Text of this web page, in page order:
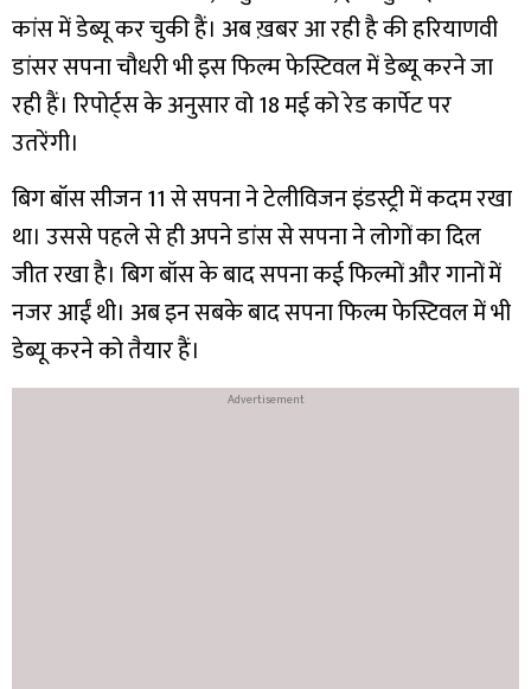
कांस में डेब्यू कर चुकी हैं। अब ख़बर आ रही है की हरियाणवी
डांसर सपना चौधरी भी इस फिल्म फेस्टिवल में डेब्यू करने जा
रही हैं। रिपोर्ट्स के अनुसार वो 18 मई को रेड कार्पेट पर
उतरेंगी।
बिग बॉस सीजन 11 से सपना ने टेलीविजन इंडस्ट्री में कदम रखा
था। उससे पहले से ही अपने डांस से सपना ने लोगों का दिल
जीत रखा है। बिग बॉस के बाद सपना कई फिल्मों और गानों में
नजर आईं थी। अब इन सबके बाद सपना फिल्म फेस्टिवल में भी
डेब्यू करने को तैयार हैं।